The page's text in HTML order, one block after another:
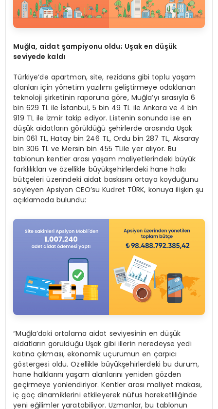
Muğla, aidat şampiyonu oldu; Uşak en düşük
seviyede kaldı
Türkiye’de apartman, site, rezidans gibi toplu yaşam
alanları için yönetim yazılımı geliştirmeye odaklanan
teknoloji şirketinin raporuna göre, Muğla’yı sırasıyla 6
bin 629 TL ile İstanbul, 5 bin 49 TL ile Ankara ve 4 bin
919 TL ile İzmir takip ediyor. Listenin sonunda ise en
düşük aidatların görüldüğü şehirlerde arasında Uşak
bin 061 TL, Hatay bin 246 TL, Ordu bin 287 TL, Aksaray
bin 306 TL ve Mersin bin 455 TLile yer alıyor. Bu
tablonun kentler arası yaşam maliyetlerindeki büyük
farklılıkları ve özellikle büyükşehirlerdeki hane halkı
bütçeleri üzerindeki aidat baskısını ortaya koyduğunu
söyleyen Apsiyon CEO’su Kudret TÜRK, konuya ilişkin şu
açıklamada bulundu:
“Muğla’daki ortalama aidat seviyesinin en düşük
aidatların görüldüğü Uşak gibi illerin neredeyse yedi
katına çıkması, ekonomik uçurumun en çarpıcı
göstergesi oldu. Özellikle büyükşehirlerdeki bu durum,
hane halklarını yaşam alanlarını yeniden gözden
geçirmeye yönlendiriyor. Kentler arası maliyet makası,
iç göç dinamiklerini etkileyerek nüfus hareketliliğinde
yeni eğilimler yaratabiliyor. Uzmanlar, bu tablonun